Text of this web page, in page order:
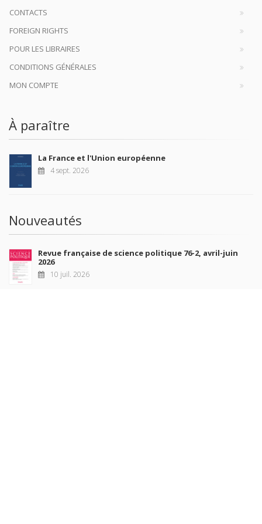
CONTACTS
FOREIGN RIGHTS
POUR LES LIBRAIRES
CONDITIONS GÉNÉRALES
MON COMPTE
À paraître
La France et l'Union européenne
4 sept. 2026
Nouveautés
Revue française de science politique 76-2, avril-juin
2026
10 juil. 2026